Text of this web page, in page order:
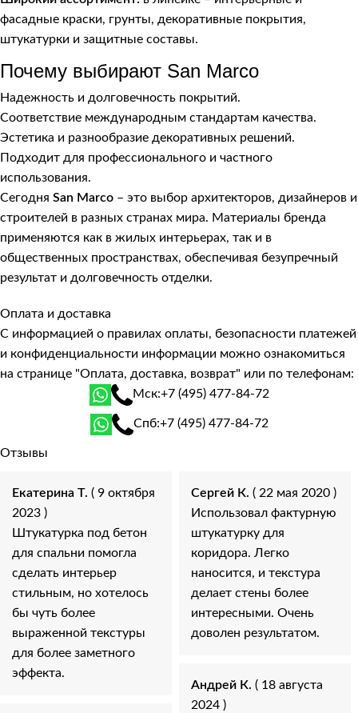
фасадные краски, грунты, декоративные покрытия,
штукатурки и защитные составы.
Почему выбирают San Marco
Надежность и долговечность покрытий.
Соответствие международным стандартам качества.
Эстетика и разнообразие декоративных решений.
Подходит для профессионального и частного
использования.
Сегодня San Marco – это выбор архитекторов, дизайнеров и
строителей в разных странах мира. Материалы бренда
применяются как в жилых интерьерах, так и в
общественных пространствах, обеспечивая безупречный
результат и долговечность отделки.
Оплата и доставка
С информацией о правилах оплаты, безопасности платежей
и конфиденциальности информации можно ознакомиться
на странице "Оплата, доставка, возврат" или по телефонам:
Мск:+7 (495) 477-84-72
Спб:+7 (495) 477-84-72
Отзывы
Екатерина Т. ( 9 октября
2023 )
Штукатурка под бетон
для спальни помогла
сделать интерьер
стильным, но хотелось
бы чуть более
выраженной текстуры
для более заметного
эффекта.
Сергей К. ( 22 мая 2020 )
Использовал фактурную
штукатурку для
коридора. Легко
наносится, и текстура
делает стены более
интересными. Очень
доволен результатом.
Андрей К. ( 18 августа
2024 )